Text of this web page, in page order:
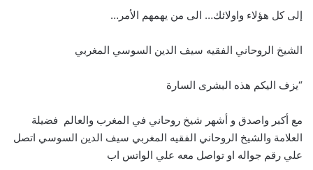
إلى كل هؤلاء واولائك… الى من يهمهم الأمر…
الشيخ الروحاني الفقيه سيف الدين السوسي المغربي
“يزف اليكم هذه البشرى السارة
مع أكبر واصدق و أشهر شيخ روحاني في المغرب والعالم فضيلة
العلامة والشيخ الروحاني الفقيه المغربي سيف الدين السوسي اتصل
علي رقم جواله او تواصل معه علي الواتس اب